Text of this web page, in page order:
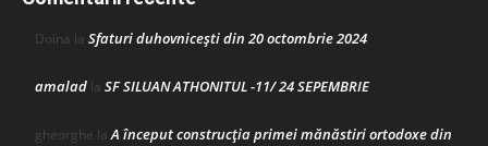
Doina la Sfaturi duhovnicești din 20 octombrie 2024
amalad la SF SILUAN ATHONITUL -11/ 24 SEPEMBRIE
gheorghe laA început construcţia primei mănăstiri ortodoxe din